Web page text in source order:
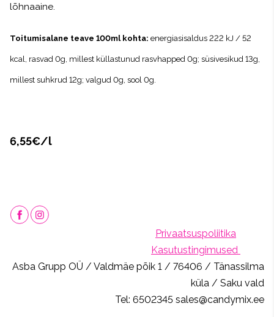
lõhnaaine.
Toitumisalane teave 100ml kohta: energiasisaldus 222 kJ / 52
kcal, rasvad 0g, millest küllastunud rasvhapped 0g; süsivesikud 13g,
millest suhkrud 12g; valgud 0g, sool 0g.
6,55€/l
Privaatsuspoliitika
Kasutustingimused
Asba Grupp OÜ / Valdmäe põik 1 / 76406 / Tänassilma
küla / Saku vald
Tel: 6502345 sales@candymix.ee